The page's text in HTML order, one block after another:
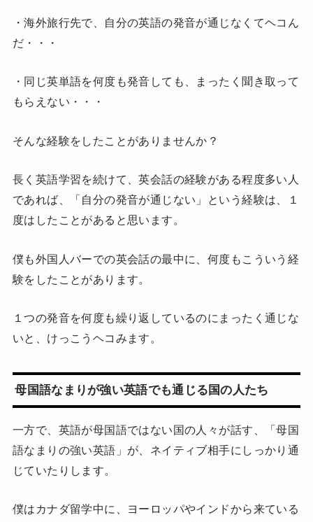
・海外旅行先で、自分の英語の発音が通じなくてヘコん
だ・・・
・同じ英単語を何度も発音しても、まったく聞き取って
もらえない・・・
そんな経験をしたことがありませんか？
長く英語学習を続けて、英会話の経験がある程度多い人
であれば、「自分の発音が通じない」という経験は、１
度はしたことがあると思います。
僕も外国人バーでの英会話の最中に、何度もこういう経
験をしたことがあります。
１つの発音を何度も繰り返しているのにまったく通じな
いと、けっこうヘコみます。
母国語なまりが強い英語でも通じる国の人たち
一方で、英語が母国語ではない国の人々が話す、「母国
語なまりの強い英語」が、ネイティブ相手にしっかり通
じていたりします。
僕はカナダ留学中に、ヨーロッパやインドから来ている